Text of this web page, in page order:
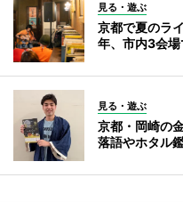
見る・遊ぶ
京都で夏のラ
年、市内3会
見る・遊ぶ
京都・岡崎の
落語やホタル